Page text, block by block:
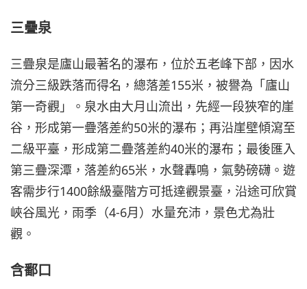
三疊泉
三疊泉是廬山最著名的瀑布，位於五老峰下部，因水
流分三級跌落而得名，總落差155米，被譽為「廬山
第一奇觀」。泉水由大月山流出，先經一段狹窄的崖
谷，形成第一疊落差約50米的瀑布；再沿崖壁傾瀉至
二級平臺，形成第二疊落差約40米的瀑布；最後匯入
第三疊深潭，落差約65米，水聲轟鳴，氣勢磅礴。遊
客需步行1400餘級臺階方可抵達觀景臺，沿途可欣賞
峽谷風光，雨季（4-6月）水量充沛，景色尤為壯
觀。
含鄱口